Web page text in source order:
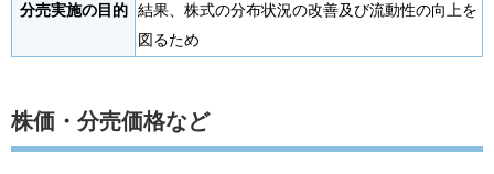
分売実施の目的
結果、株式の分布状況の改善及び流動性の向上を
図るため
株価・分売価格など